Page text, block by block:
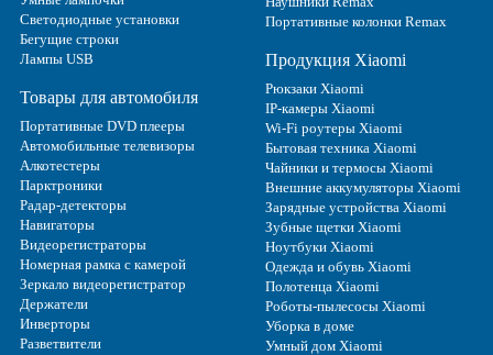
Светодиодные установки
Бегущие строки
Лампы USB
Товары для автомобиля
Портативные DVD плееры
Автомобильные телевизоры
Алкотестеры
Парктроники
Радар-детекторы
Навигаторы
Видеорегистраторы
Номерная рамка с камерой
Зеркало видеорегистратор
Держатели
Инверторы
Разветвители
Портативные колонки Remax
Продукция Xiaomi
Рюкзаки Xiaomi
IP-камеры Xiaomi
Wi-Fi роутеры Xiaomi
Бытовая техника Xiaomi
Чайники и термосы Xiaomi
Внешние аккумуляторы Xiaomi
Зарядные устройства Xiaomi
Зубные щетки Xiaomi
Ноутбуки Xiaomi
Одежда и обувь Xiaomi
Полотенца Xiaomi
Роботы-пылесосы Xiaomi
Уборка в доме
Умный дом Xiaomi